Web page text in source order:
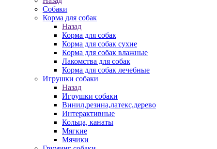
Собаки
Корма для собак
Назад
Корма для собак
Корма для собак сухие
Корма для собак влажные
Лакомства для собак
Корма для собак лечебные
Игрушки собаки
Назад
Игрушки собаки
Винил,резина,латекс,дерево
Интерактивные
Кольца, канаты
Мягкие
Мячики